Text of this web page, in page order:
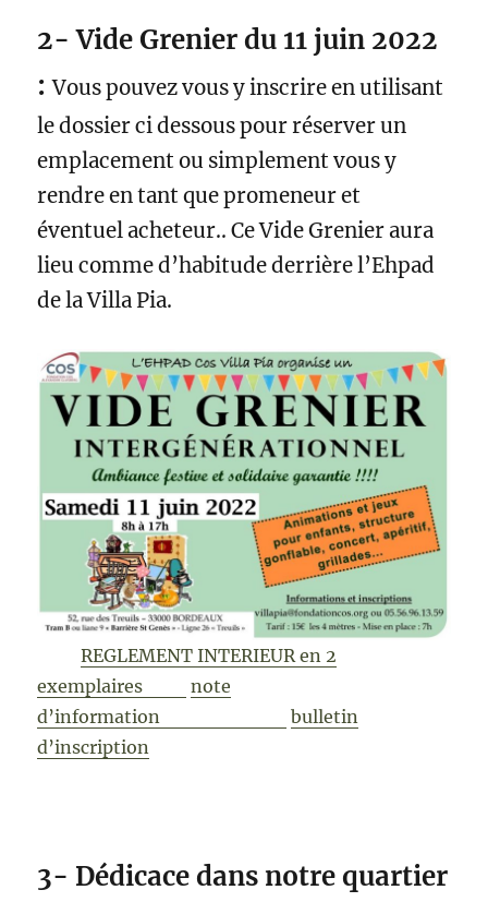
2- Vide Grenier du 11 juin 2022
:Vous pouvez vous y inscrire en utilisant
le dossier ci dessous pour réserver un
emplacement ou simplement vous y
rendre en tant que promeneur et
éventuel acheteur.. Ce Vide Grenier aura
lieu comme d’habitude derrière l’Ehpad
de la Villa Pia.
REGLEMENT INTERIEUR en 2
exemplaires
note
d’information
bulletin
d’inscription
3- Dédicace dans notre quartier